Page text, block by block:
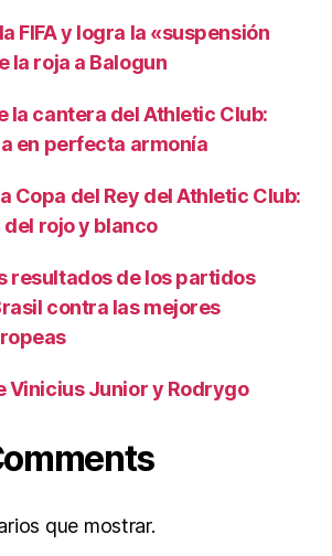
FIFA y logra la «suspensión
la roja a Balogun
la cantera del Athletic Club:
en perfecta armonía
Copa del Rey del Athletic Club:
rojo y blanco
resultados de los partidos
contra las mejores
Vinicius Junior y Rodrygo
que mostrar.